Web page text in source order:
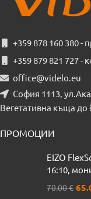
+359 878 160 380 -
+359 879 821 727 -
office@videlo.eu
София 1113,
Вегетативна къща до
ПРОМОЦИИ
EIZO
16:10,
70.00€